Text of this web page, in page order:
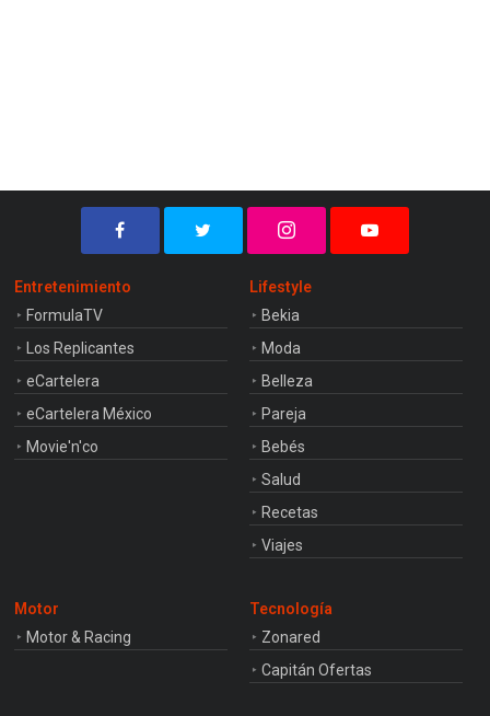
Entretenimiento
FormulaTV
Los Replicantes
eCartelera
eCartelera México
Movie'n'co
Lifestyle
Bekia
Moda
Belleza
Pareja
Bebés
Salud
Recetas
Viajes
Motor
Motor & Racing
Tecnología
Zonared
Capitán Ofertas